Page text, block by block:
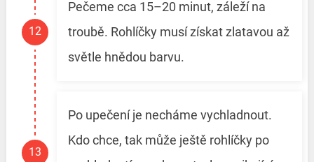
Pečeme cca 15–20 minut, záleží na
troubě. Rohlíčky musí získat zlatavou až
světle hnědou barvu.
Po upečení je necháme vychladnout.
Kdo chce, tak může ještě rohlíčky po